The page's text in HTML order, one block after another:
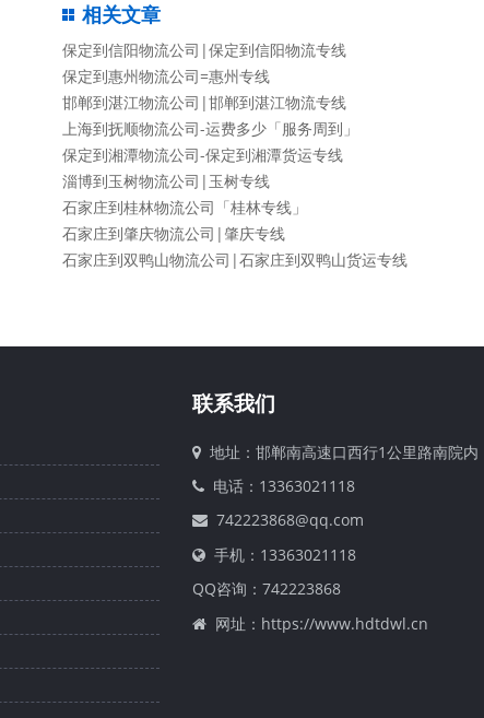
相关文章
保定到信阳物流公司|保定到信阳物流专线
保定到惠州物流公司=惠州专线
邯郸到湛江物流公司|邯郸到湛江物流专线
上海到抚顺物流公司-运费多少「服务周到」
保定到湘潭物流公司-保定到湘潭货运专线
淄博到玉树物流公司|玉树专线
石家庄到桂林物流公司「桂林专线」
石家庄到肇庆物流公司|肇庆专线
石家庄到双鸭山物流公司|石家庄到双鸭山货运专线
联系我们
地址：邯郸南高速口西行1公里路南院内
电话：13363021118
742223868@qq.com
手机：13363021118
QQ咨询： 742223868
网址：https://www.hdtdwl.cn